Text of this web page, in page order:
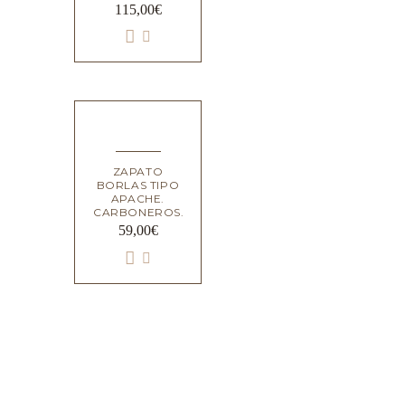
115,00€
ZAPATO
BORLAS TIPO
APACHE.
CARBONEROS.
59,00€